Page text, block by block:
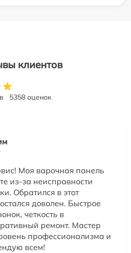
клиентов
5358 оценок
Моя варочная панель
из-за неисправности
Обратился в этот
доволен. Быстрое
четкость в
ремонт. Мастер
профессионализма и
всем!